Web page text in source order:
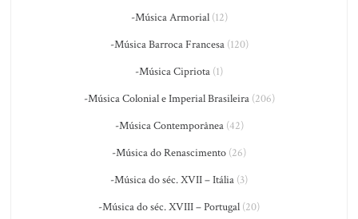
-Música Armorial(12)
-Música Barroca Francesa(120)
-Música Cipriota (1)
-Música Colonial e Imperial Brasileira(206)
-Música Contemporânea(42)
-Música do Renascimento (26)
-Música do séc. XVII – Itália (3)
-Música do séc. XVIII – Portugal (20)